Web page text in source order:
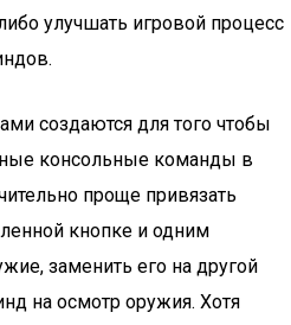
улучшать игровой процесс
создаются для того чтобы
консольные команды в
проще привязать
кнопке и одним
заменить его на другой
на осмотр оружия. Хотя